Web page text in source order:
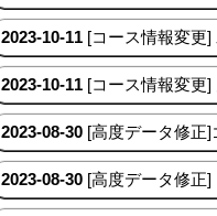
2023-10-11 [コース情報変更
2023-10-11 [コース情報変更
2023-08-30 [高度データ修正
2023-08-30 [高度データ修正